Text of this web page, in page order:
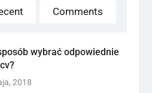
Comments
wybrać odpowiednie
2018